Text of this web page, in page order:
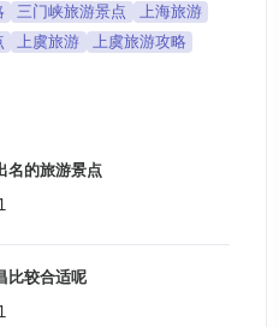
三门峡旅游景点
上海旅游
上虞旅游 上虞旅游攻略
名的旅游景点
比较合适呢